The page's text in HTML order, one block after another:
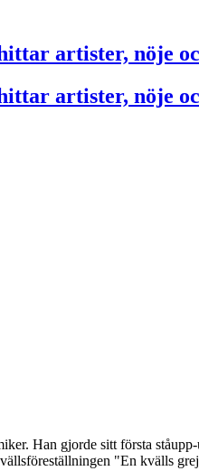
artister, nöje
artister, nöje
Han gjorde sitt första
"En kvälls